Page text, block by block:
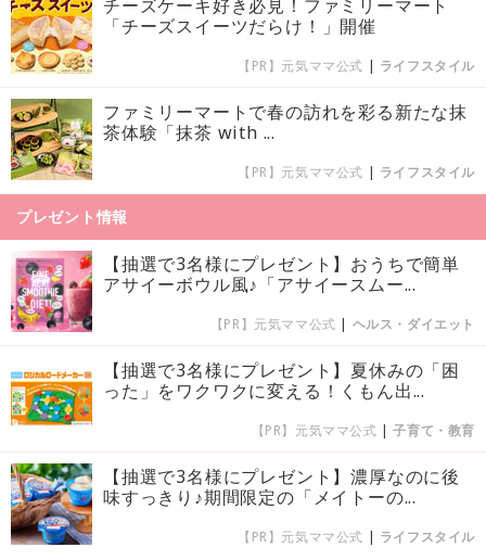
チーズケーキ好き必見！ファミリーマート
「チーズスイーツだらけ！」開催
【PR】元気ママ公式 ライフスタイル
ファミリーマートで春の訪れを彩る新たな抹
茶体験「抹茶 with ...
【PR】元気ママ公式 ライフスタイル
プレゼント情報
【抽選で3名様にプレゼント】おうちで簡単
アサイーボウル風♪「アサイースムー...
【PR】元気ママ公式 ヘルス・ダイエット
【抽選で3名様にプレゼント】夏休みの「困
った」をワクワクに変える！くもん出...
【PR】元気ママ公式 |子育て・教育
【抽選で3名様にプレゼント】濃厚なのに後
味すっきり♪期間限定の「メイトーの...
【PR】元気ママ公式 ライフスタイル